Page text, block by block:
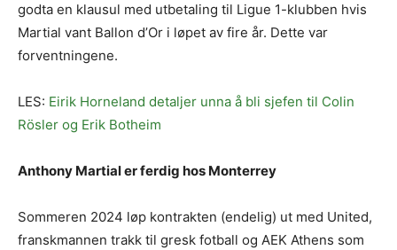
godta en klausul med utbetaling til Ligue 1-klubben hvis
Martial vant Ballon d’Or i løpet av fire år. Dette var
forventningene.
LES: Eirik Horneland detaljer unna å bli sjefen til Colin
Rösler og Erik Botheim
Anthony Martial er ferdig hos Monterrey
Sommeren 2024 løp kontrakten (endelig) ut med United,
franskmannen trakk til gresk fotball og AEK Athens som